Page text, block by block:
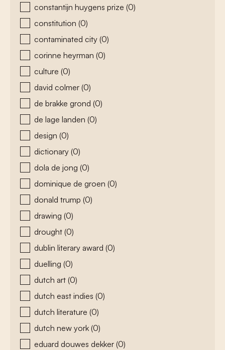
constantijn huygens prize (0)
constitution (0)
contaminated city (0)
corinne heyrman (0)
culture (0)
david colmer (0)
de brakke grond (0)
de lage landen (0)
design (0)
dictionary (0)
dola de jong (0)
dominique de groen (0)
donald trump (0)
drawing (0)
drought (0)
dublin literary award (0)
duelling (0)
dutch art (0)
dutch east indies (0)
dutch literature (0)
dutch new york (0)
eduard douwes dekker (0)